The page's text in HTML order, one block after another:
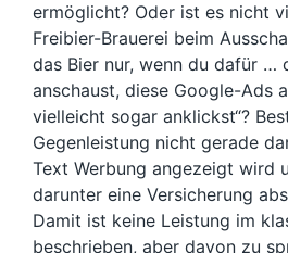
ermöglicht? Oder ist es nicht
Freibier-Brauerei beim
das Bier nur, wenn du dafür …
anschaust, diese Google-Ads
vielleicht sogar anklickst“?
Gegenleistung nicht gerade
Text Werbung angezeigt wird
darunter eine Versicherung
Damit ist keine Leistung im
beschrieben, aber davon zu